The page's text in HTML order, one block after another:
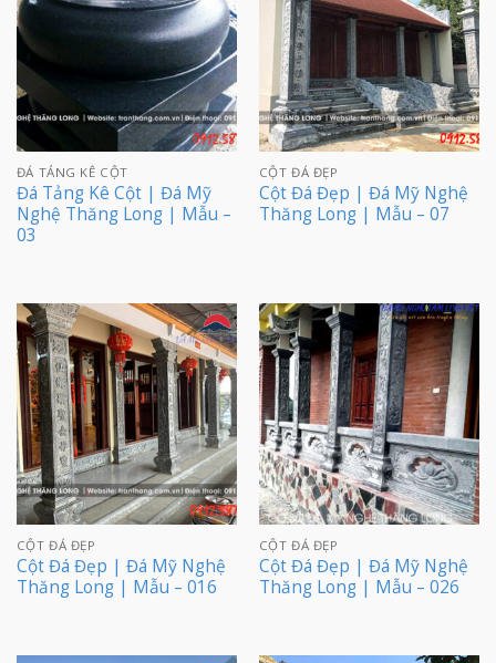
ĐÁ TẢNG KÊ CỘT
Đá Tảng Kê Cột | Đá Mỹ
Nghệ Thăng Long | Mẫu –
03
CỘT ĐÁ ĐẸP
Cột Đá Đẹp | Đá Mỹ Nghệ
Thăng Long | Mẫu – 07
CỘT ĐÁ ĐẸP
Cột Đá Đẹp | Đá Mỹ Nghệ
Thăng Long | Mẫu – 016
CỘT ĐÁ ĐẸP
Cột Đá Đẹp | Đá Mỹ Nghệ
Thăng Long | Mẫu – 026